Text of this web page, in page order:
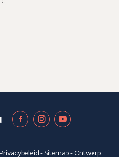
Privacybeleid - Sitemap- Ontwerp: